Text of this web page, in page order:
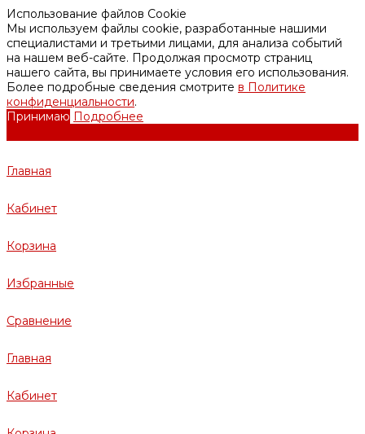
Использование файлов Cookie
Мы используем файлы cookie, разработанные нашими
специалистами и третьими лицами, для анализа событий
на нашем веб-сайте. Продолжая просмотр страниц
нашего сайта, вы принимаете условия его использования.
Более подробные сведения смотрите в Политике
конфиденциальности.
Принимаю Подробнее
Главная
Кабинет
Корзина
Избранные
Сравнение
Главная
Кабинет